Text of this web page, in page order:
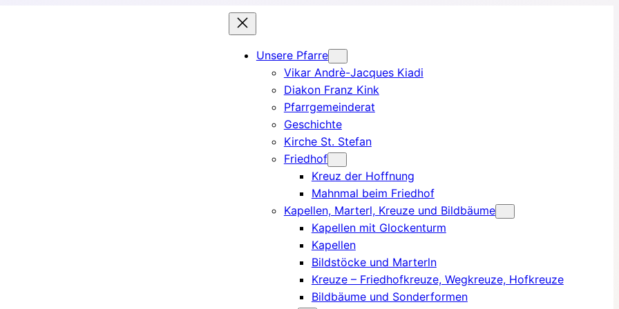
Unsere Pfarre
Vikar Andrè-Jacques Kiadi
Diakon Franz Kink
Pfarrgemeinderat
Geschichte
Kirche St. Stefan
Friedhof
Kreuz der Hoffnung
Mahnmal beim Friedhof
Kapellen, Marterl, Kreuze und Bildbäume
Kapellen mit Glockenturm
Kapellen
Bildstöcke und Marterln
Kreuze – Friedhofkreuze, Wegkreuze, Hofkreuze
Bildbäume und Sonderformen